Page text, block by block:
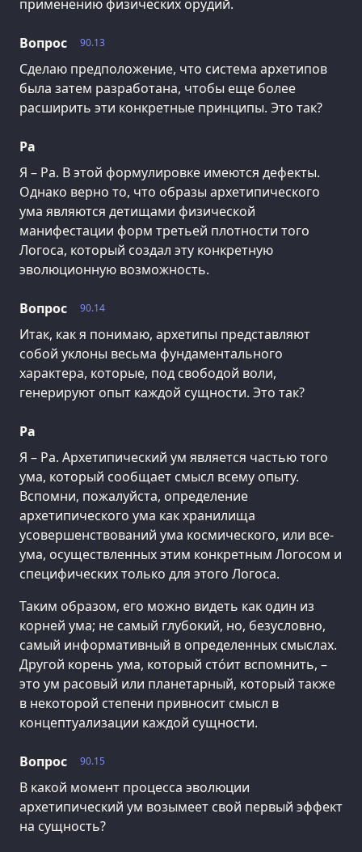
применению физических орудий.
90.13
Вопрос
Сделаю предположение, что система архетипов
была затем разработана, чтобы еще более
расширить эти конкретные принципы. Это так?
Ра
Я – Ра. В этой формулировке имеются дефекты.
Однако верно то, что образы архетипического
ума являются детищами физической
манифестации форм третьей плотности того
Логоса, который создал эту конкретную
эволюционную возможность.
90.14
Вопрос
Итак, как я понимаю, архетипы представляют
собой уклоны весьма фундаментального
характера, которые, под свободой воли,
генерируют опыт каждой сущности. Это так?
Ра
Я – Ра. Архетипический ум является частью того
ума, который сообщает смысл всему опыту.
Вспомни, пожалуйста, определение
архетипического ума как хранилища
усовершенствований ума космического, или все-
ума, осуществленных этим конкретным Логосом и
специфических только для этого Логоса.
Таким образом, его можно видеть как один из
корней ума; не самый глубокий, но, безусловно,
самый информативный в определенных смыслах.
Другой корень ума, который сто́ит вспомнить, –
это ум расовый или планетарный, который также
в некоторой степени привносит смысл в
концептуализации каждой сущности.
90.15
Вопрос
В какой момент процесса эволюции
архетипический ум возымеет свой первый эффект
на сущность?